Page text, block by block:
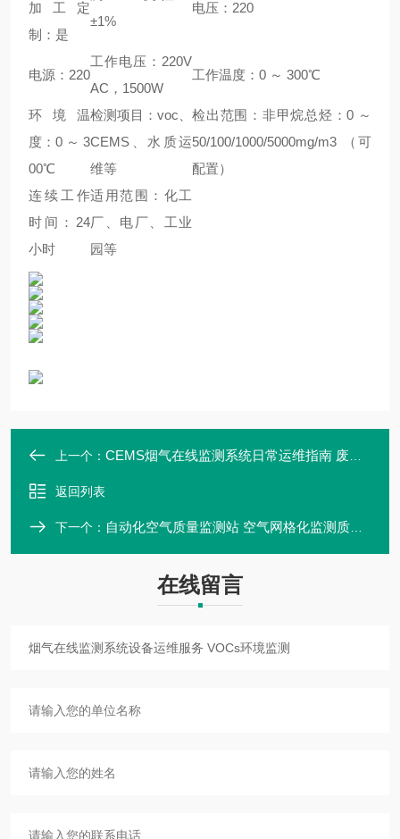
加工定
制：是
±1%
电压：220
电源：220
工作电压：220V
AC，1500W
工作温度：0 ～ 300℃
环境温
度：0 ～ 3
00℃
检测项目：voc、
CEMS、水质运
维等
检出范围：非甲烷总烃：0 ～
50/100/1000/5000mg/m3 （可
配置）
连续工作
时间：24
小时
适用范围：化工
厂、电厂、工业
园等
上一个： CEMS烟气在线监测系统日常运维指南 废气在线运维
返回列表
下一个： 自动化空气质量监测站 空气网格化监测质量系统
在线留言